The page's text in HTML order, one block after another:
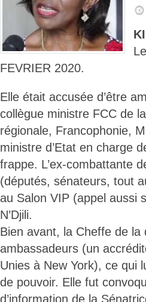
FEVRIER 2020.
Elle était accusée d’être
collègue ministre FCC de
régionale, Francophonie,
ministre d’Etat en charge
frappe. L’ex-combattante
(députés, sénateurs, tout
au Salon VIP (appel aussi
N’Djili.
Bien avant, la Cheffe de
ambassadeurs (un
Unies à New York), ce qui
de pouvoir. Elle fut
d’information de la